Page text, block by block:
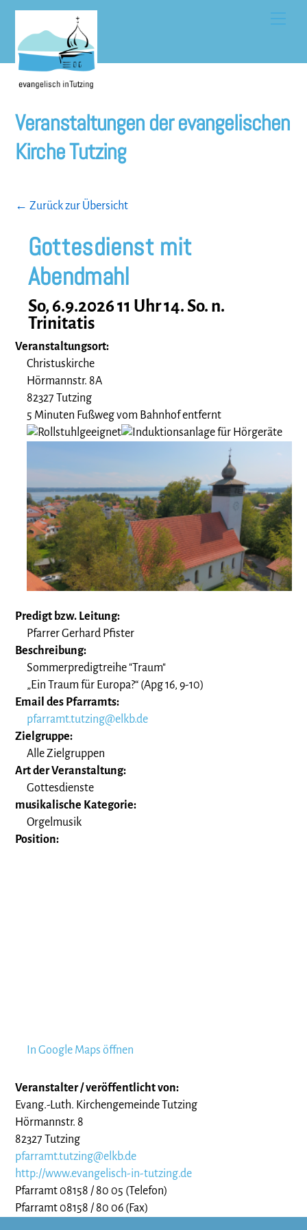
Skip
content
Veranstaltungen der evangelischen
Kirche Tutzing
← Zurück zur Übersicht
Gottesdienst mit
Abendmahl
So, 6.9.2026 11 Uhr14. So. n.
Trinitatis
Veranstaltungsort:
Christuskirche
Hörmannstr. 8A
82327 Tutzing
5 Minuten Fußweg vom Bahnhof entfernt
Predigt bzw. Leitung:
Pfarrer Gerhard Pfister
Beschreibung:
Sommerpredigtreihe "Traum"
„Ein Traum für Europa?“ (Apg 16, 9-10)
Email des Pfarramts:
pfarramt.tutzing@elkb.de
Zielgruppe:
Alle Zielgruppen
Art der Veranstaltung:
Gottesdienste
musikalische Kategorie:
Orgelmusik
Position:
In Google Maps öffnen
Veranstalter / veröffentlicht von:
Evang.-Luth. Kirchengemeinde Tutzing
Hörmannstr. 8
82327 Tutzing
pfarramt.tutzing@elkb.de
http://www.evangelisch-in-tutzing.de
Pfarramt 08158 / 80 05 (Telefon)
Pfarramt 08158 / 80 06 (Fax)